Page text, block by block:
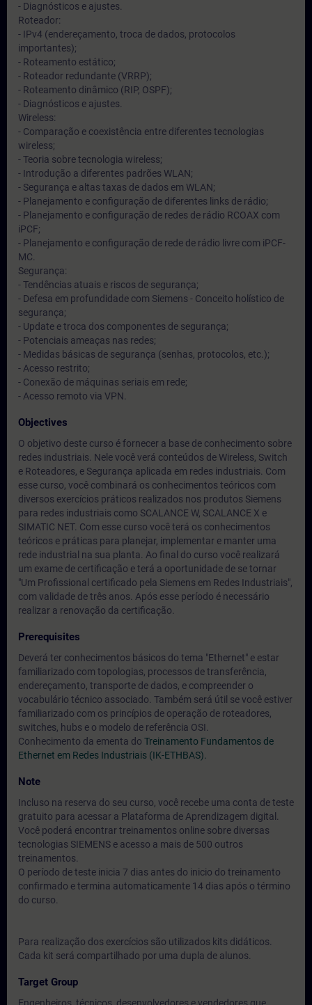
- Diagnósticos e ajustes.
Roteador:
- IPv4 (endereçamento, troca de dados, protocolos
importantes);
- Roteamento estático;
- Roteador redundante (VRRP);
- Roteamento dinâmico (RIP, OSPF);
- Diagnósticos e ajustes.
Wireless:
- Comparação e coexistência entre diferentes tecnologias
wireless;
- Teoria sobre tecnologia wireless;
- Introdução a diferentes padrões WLAN;
- Segurança e altas taxas de dados em WLAN;
- Planejamento e configuração de diferentes links de rádio;
- Planejamento e configuração de redes de rádio RCOAX com
iPCF;
- Planejamento e configuração de rede de rádio livre com iPCF-
MC.
Segurança:
- Tendências atuais e riscos de segurança;
- Defesa em profundidade com Siemens - Conceito holístico de
segurança;
- Update e troca dos componentes de segurança;
- Potenciais ameaças nas redes;
- Medidas básicas de segurança (senhas, protocolos, etc.);
- Acesso restrito;
- Conexão de máquinas seriais em rede;
- Acesso remoto via VPN.
Objectives
O objetivo deste curso é fornecer a base de conhecimento sobre
redes industriais. Nele você verá conteúdos de Wireless, Switch
e Roteadores, e Segurança aplicada em redes industriais. Com
esse curso, você combinará os conhecimentos teóricos com
diversos exercícios práticos realizados nos produtos Siemens
para redes industriais como SCALANCE W, SCALANCE X e
SIMATIC NET. Com esse curso você terá os conhecimentos
teóricos e práticas para planejar, implementar e manter uma
rede industrial na sua planta. Ao final do curso você realizará
um exame de certificação e terá a oportunidade de se tornar
"Um Profissional certificado pela Siemens em Redes Industriais",
com validade de três anos. Após esse período é necessário
realizar a renovação da certificação.
Prerequisites
Deverá ter conhecimentos básicos do tema "Ethernet" e estar
familiarizado com topologias, processos de transferência,
endereçamento, transporte de dados, e compreender o
vocabulário técnico associado. Também será útil se você estiver
familiarizado com os princípios de operação de roteadores,
switches, hubs e o modelo de referência OSI.
Conhecimento da ementa do Treinamento Fundamentos de
Ethernet em Redes Industriais (IK-ETHBAS).
Note
Incluso na reserva do seu curso, você recebe uma conta de teste
gratuito para acessar a Plataforma de Aprendizagem digital.
Você poderá encontrar treinamentos online sobre diversas
tecnologias SIEMENS e acesso a mais de 500 outros
treinamentos.
O período de teste inicia 7 dias antes do inicio do treinamento
confirmado e termina automaticamente 14 dias após o término
do curso.
Para realização dos exercícios são utilizados kits didáticos.
Cada kit será compartilhado por uma dupla de alunos.
Target Group